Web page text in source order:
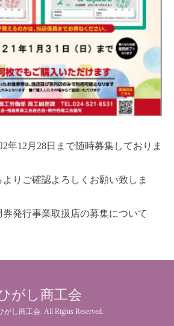
年12月28日まで随時募集しておりま
りご確認よろしくお願い致しま
発行事業取扱店の募集について
がし商工会
がし商工会. All Rights Reserved.